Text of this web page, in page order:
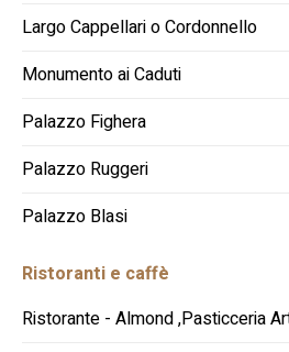
Largo Cappellari o Cordonnello
Monumento ai Caduti
Palazzo Fighera
Palazzo Ruggeri
Palazzo Blasi
Ristoranti e caffè